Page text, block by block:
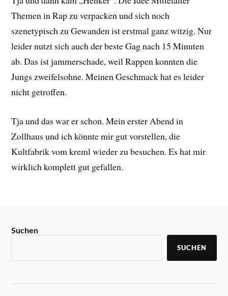
Themen in Rap zu verpacken und sich noch
szenetypisch zu Gewanden ist erstmal ganz witzig. Nur
leider nutzt sich auch der beste Gag nach 15 Minuten
ab. Das ist jammerschade, weil Rappen konnten die
Jungs zweifelsohne. Meinen Geschmack hat es leider
nicht getroffen.
Tja und das war er schon. Mein erster Abend in
Zollhaus und ich könnte mir gut vorstellen, die
Kultfabrik vom kreml wieder zu besuchen. Es hat mir
wirklich komplett gut gefallen.
Suchen
SUCHEN